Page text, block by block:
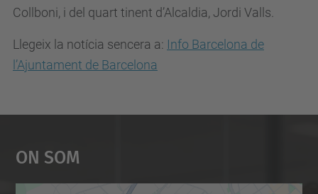
Collboni, i del quart tinent d’Alcaldia, Jordi Valls.
Llegeix la notícia sencera a: Info Barcelona de
l’Ajuntament de Barcelona
On Som